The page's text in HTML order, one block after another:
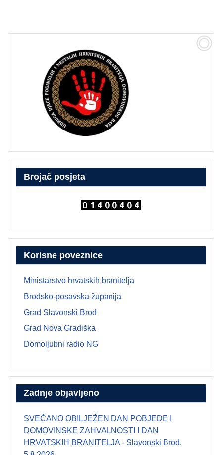
Brojač posjeta
Korisne poveznice
Ministarstvo hrvatskih branitelja
Brodsko-posavska županija
Grad Slavonski Brod
Grad Nova Gradiška
Domoljubni radio NG
Zadnje objavljeno
SVEČANO OBILJEŽEN DAN POBJEDE I
DOMOVINSKE ZAHVALNOSTI I DAN
HRVATSKIH BRANITELJA - Slavonski Brod,